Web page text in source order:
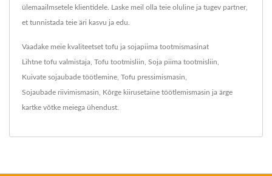
ülemaailmsetele klientidele. Laske meil olla teie oluline ja tugev partner,
et tunnistada teie äri kasvu ja edu.
Vaadake meie kvaliteetset tofu ja sojapiima tootmismasinat
Lihtne tofu valmistaja Tofu tootmisliin Soja piima tootmisliin
Kuivate sojaubade töötlemine Tofu pressimismasin
Sojaubade riivimismasin Kõrge kiirusetaine töötlemismasin ja ärge
kartke võtke meiega ühendust